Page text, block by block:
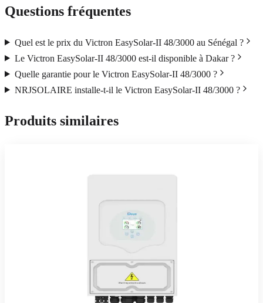
Questions fréquentes
Quel est le prix du Victron EasySolar-II 48/3000 au Sénégal ?
Le Victron EasySolar-II 48/3000 est-il disponible à Dakar ?
Quelle garantie pour le Victron EasySolar-II 48/3000 ?
NRJSOLAIRE installe-t-il le Victron EasySolar-II 48/3000 ?
Produits similaires
Onduleurs & Chargeurs
Onduleur Hybride DEYE 5kW 48V
Onduleur hybride Deye 5 kW monophasé — solaire, batterie, réseau